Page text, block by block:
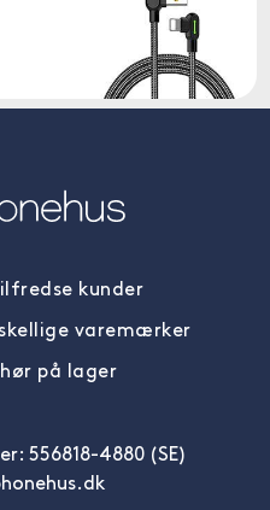
kunder
varemærker
på lager
556818-4880 (SE)